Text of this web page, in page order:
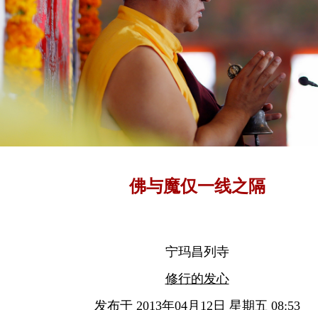
佛与魔仅一线之隔
宁玛昌列寺
修行的发心
发布于 2013年04月12日 星期五 08:53